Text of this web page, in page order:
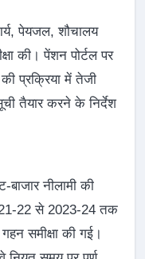
पेयजल, शौचालय
की। पेंशन पोर्टल पर
प्रक्रिया में तेजी
तैयार करने के निर्देश
नीलामी की
22 से 2023-24 तक
समीक्षा की गई।